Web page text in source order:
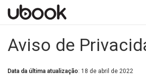
Aviso de
Data da última atualização: 18 de abril de 2022